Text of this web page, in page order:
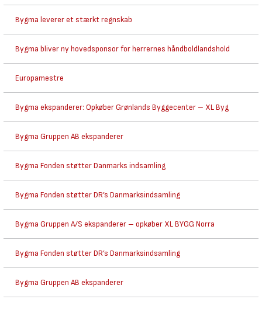
Bygma leverer et stærkt regnskab
Bygma bliver ny hovedsponsor for herrernes håndboldlandshold
Europamestre
Bygma ekspanderer: Opkøber Grønlands Byggecenter – XL Byg
Bygma Gruppen AB ekspanderer
Bygma Fonden støtter Danmarks indsamling
Bygma Fonden støtter DR’s Danmarksindsamling
Bygma Gruppen A/S ekspanderer – opkøber XL BYGG Norra
Bygma Fonden støtter DR’s Danmarksindsamling
Bygma Gruppen AB ekspanderer